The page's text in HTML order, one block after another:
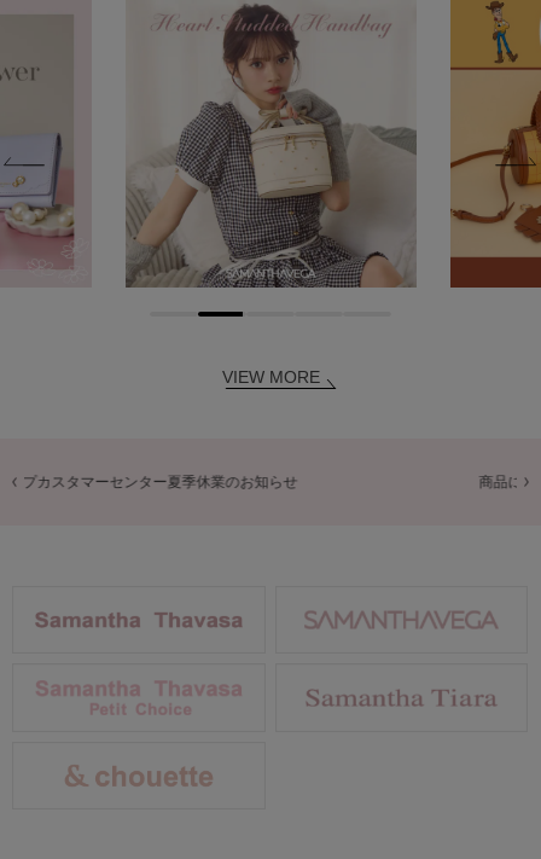
VIEW MORE
商品に関するお詫びとお知らせ